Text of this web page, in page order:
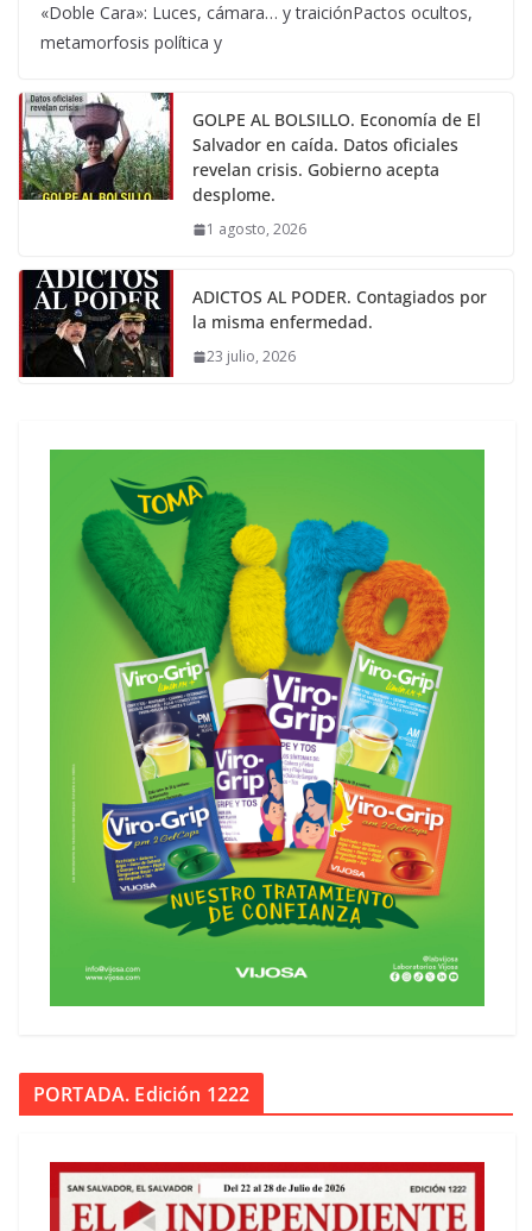
«Doble Cara»: Luces, cámara… y traiciónPactos ocultos,
metamorfosis política y
GOLPE AL BOLSILLO. Economía de El
Salvador en caída. Datos oficiales
revelan crisis. Gobierno acepta
desplome.
1 agosto, 2026
ADICTOS AL PODER. Contagiados por
la misma enfermedad.
23 julio, 2026
PORTADA. Edición 1222